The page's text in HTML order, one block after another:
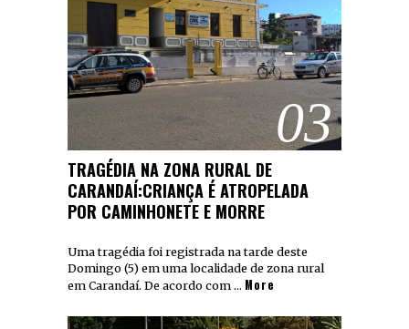
03
TRAGÉDIA NA ZONA RURAL DE
CARANDAÍ:CRIANÇA É ATROPELADA
POR CAMINHONETE E MORRE
Uma tragédia foi registrada na tarde deste
Domingo (5) em uma localidade de zona rural
em Carandaí. De acordo com … More